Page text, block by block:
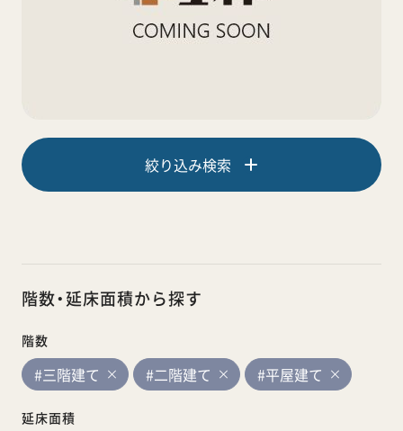
絞り込み検索
階数・延床面積から探す
階数
#三階建て #二階建て #平屋建て
延床面積